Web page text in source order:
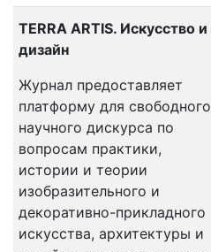
TERRA ARTIS. Искусство и
дизайн
Журнал предоставляет
платформу для свободного
научного дискурса по
вопросам практики,
истории и теории
изобразительного и
декоративно-прикладного
искусства, архитектуры и